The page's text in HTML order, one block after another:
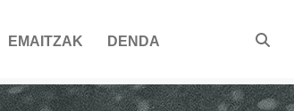
EMAITZAK DENDA